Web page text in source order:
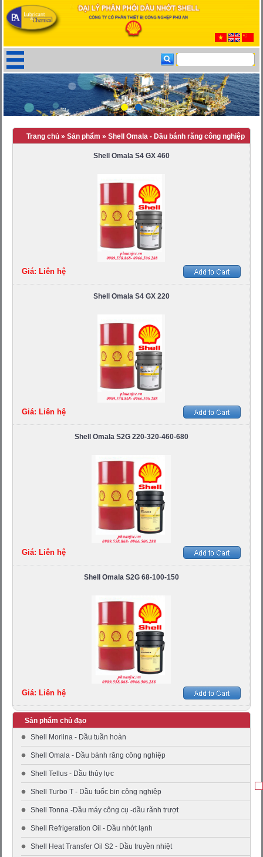
Trang chủ » Sản phẩm » Shell Omala - Dầu bánh răng công nghiệp
Shell Omala S4 GX 460
Giá: Liên hệ
Shell Omala S4 GX 220
Giá: Liên hệ
Shell Omala S2G 220-320-460-680
Giá: Liên hệ
Shell Omala S2G 68-100-150
Giá: Liên hệ
Sản phẩm chủ đạo
Shell Morlina - Dầu tuần hoàn
Shell Omala - Dầu bánh răng công nghiệp
Shell Tellus - Dầu thủy lực
Shell Turbo T - Dầu tuốc bin công nghiệp
Shell Tonna -Dầu máy công cụ -dầu rãnh trượt
Shell Refrigeration Oil - Dầu nhớt lạnh
Shell Heat Transfer Oil S2 - Dầu truyền nhiệt